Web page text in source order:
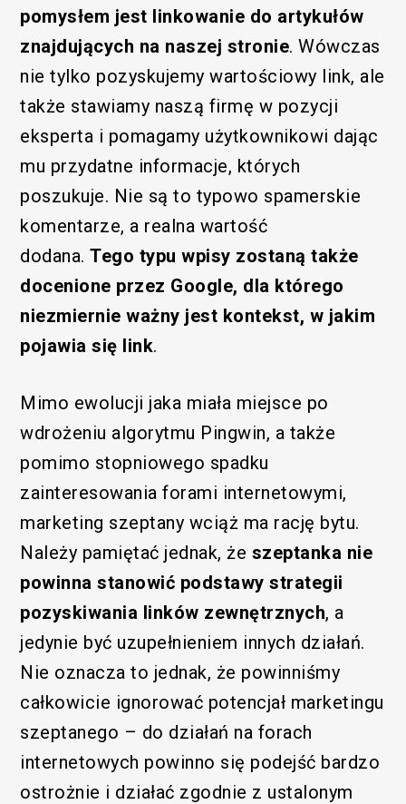
pomysłem jest linkowanie do artykułów
znajdujących na naszej stronie. Wówczas
nie tylko pozyskujemy wartościowy link, ale
także stawiamy naszą firmę w pozycji
eksperta i pomagamy użytkownikowi dając
mu przydatne informacje, których
poszukuje. Nie są to typowo spamerskie
komentarze, a realna wartość
dodana. Tego typu wpisy zostaną także
docenione przez Google, dla którego
niezmiernie ważny jest kontekst, w jakim
pojawia się link.
Mimo ewolucji jaka miała miejsce po
wdrożeniu algorytmu Pingwin, a także
pomimo stopniowego spadku
zainteresowania forami internetowymi,
marketing szeptany wciąż ma rację bytu.
Należy pamiętać jednak, że szeptanka nie
powinna stanowić podstawy strategii
pozyskiwania linków zewnętrznych, a
jedynie być uzupełnieniem innych działań.
Nie oznacza to jednak, że powinniśmy
całkowicie ignorować potencjał marketingu
szeptanego – do działań na forach
internetowych powinno się podejść bardzo
ostrożnie i działać zgodnie z ustalonym